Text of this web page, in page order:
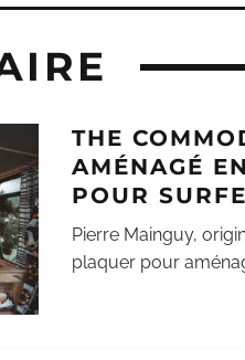
THE
AMÉNAGÉ
POUR
Pierre Mainguy,
plaquer pour